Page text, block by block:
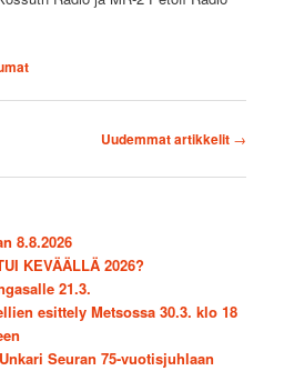
Uudemmat artikkelit →
8.8.2026
KEVÄÄLLÄ 2026?
21.3.
esittely Metsossa 30.3. klo 18
Seuran 75-vuotisjuhlaan